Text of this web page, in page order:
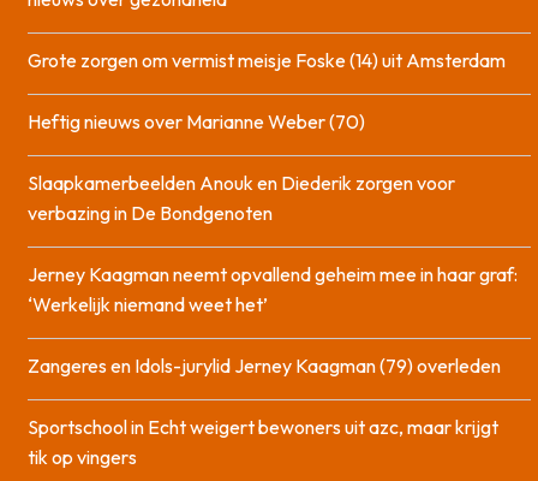
Grote zorgen om vermist meisje Foske (14) uit Amsterdam
Heftig nieuws over Marianne Weber (70)
Slaapkamerbeelden Anouk en Diederik zorgen voor
verbazing in De Bondgenoten
Jerney Kaagman neemt opvallend geheim mee in haar graf:
‘Werkelijk niemand weet het’
Zangeres en Idols-jurylid Jerney Kaagman (79) overleden
Sportschool in Echt weigert bewoners uit azc, maar krijgt
tik op vingers